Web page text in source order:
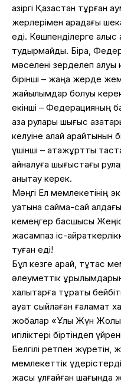
қазіргі Қазақстан
жерлерімен арадағы
еді. Көшпенділерге алыс
тудырмайды. Бірақ,
мәселені зерделеп алуы
бірінші – жаңа жерде
жайылымдар болуы
екінші – Федерацияның
қазақ рулары шығыс
келуіне қалай қарайтынын
үшінші – атажұртты
айналуға шығыстағы
анықтау керек.
Мәңгі Ел мемлекетінің
қуатына сайма-сай
кемеңгер басшысы
жасампаз іс-
туған еді!
Бұл кезге қарай, тұтас
әлеуметтік
халықтарға тұрақты
ауқат сыйлаған ғаламат
жобалар «Ұлы Жүн
игіліктері біртіндеп
Белгілі ретпен жүретін,
мемлекеттік
жасы ұлғайған шағында